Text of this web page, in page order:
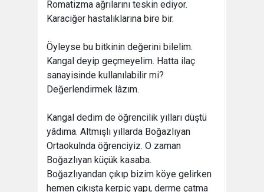
Romatizma ağrılarını teskin ediyor.
Karaciğer hastalıklarına bire bir.
Öyleyse bu bitkinin değerini bilelim.
Kangal deyip geçmeyelim. Hatta ilaç
sanayisinde kullanılabilir mi?
Değerlendirmek lâzım.
Kangal dedim de öğrencilik yılları düştü
yâdıma. Altmışlı yıllarda Boğazlıyan
Ortaokulnda öğrenciyiz. O zaman
Boğazlıyan küçük kasaba.
Boğazlıyandan çıkıp bizim köye gelirken
hemen çıkışta kerpiç yapı, derme çatma